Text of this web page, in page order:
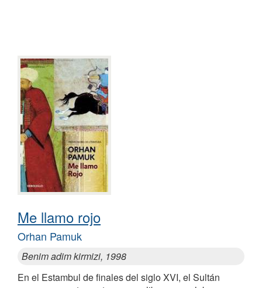
Me llamo rojo
Orhan Pamuk
Benim adim kirmizi, 1998
En el Estambul de finales del siglo XVI, el Sultán